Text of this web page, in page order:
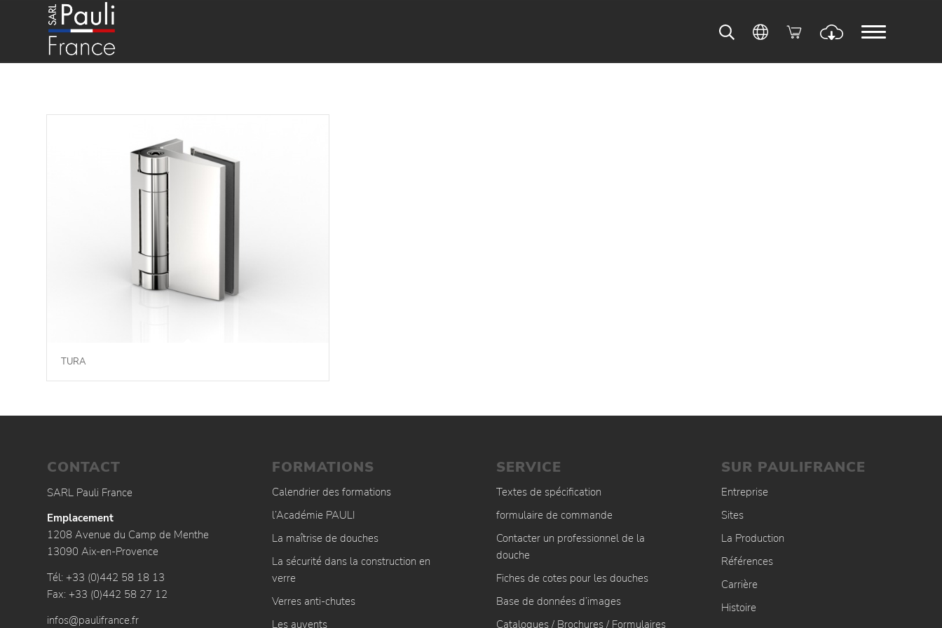
TURA
CONTACT
SARL Pauli France
Emplacement
1208 Avenue du Camp de Menthe
13090 Aix-en-Provence
Tél: +33 (0)442 58 18 13
Fax: +33 (0)442 58 27 12
infos@paulifrance.fr
FORMATIONS
Calendrier des formations
l’Académie PAULI
La maîtrise de douches
La sécurité dans la construction en
verre
Verres anti-chutes
Les auvents
SERVICE
Textes de spécification
formulaire de commande
Contacter un professionnel de la
douche
Fiches de cotes pour les douches
Base de données d’images
Catalogues / Brochures / Formulaires
SUR PAULIFRANCE
Entreprise
Sites
La Production
Références
Carrière
Histoire